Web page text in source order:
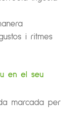
i ritmes
en el seu
marcada per